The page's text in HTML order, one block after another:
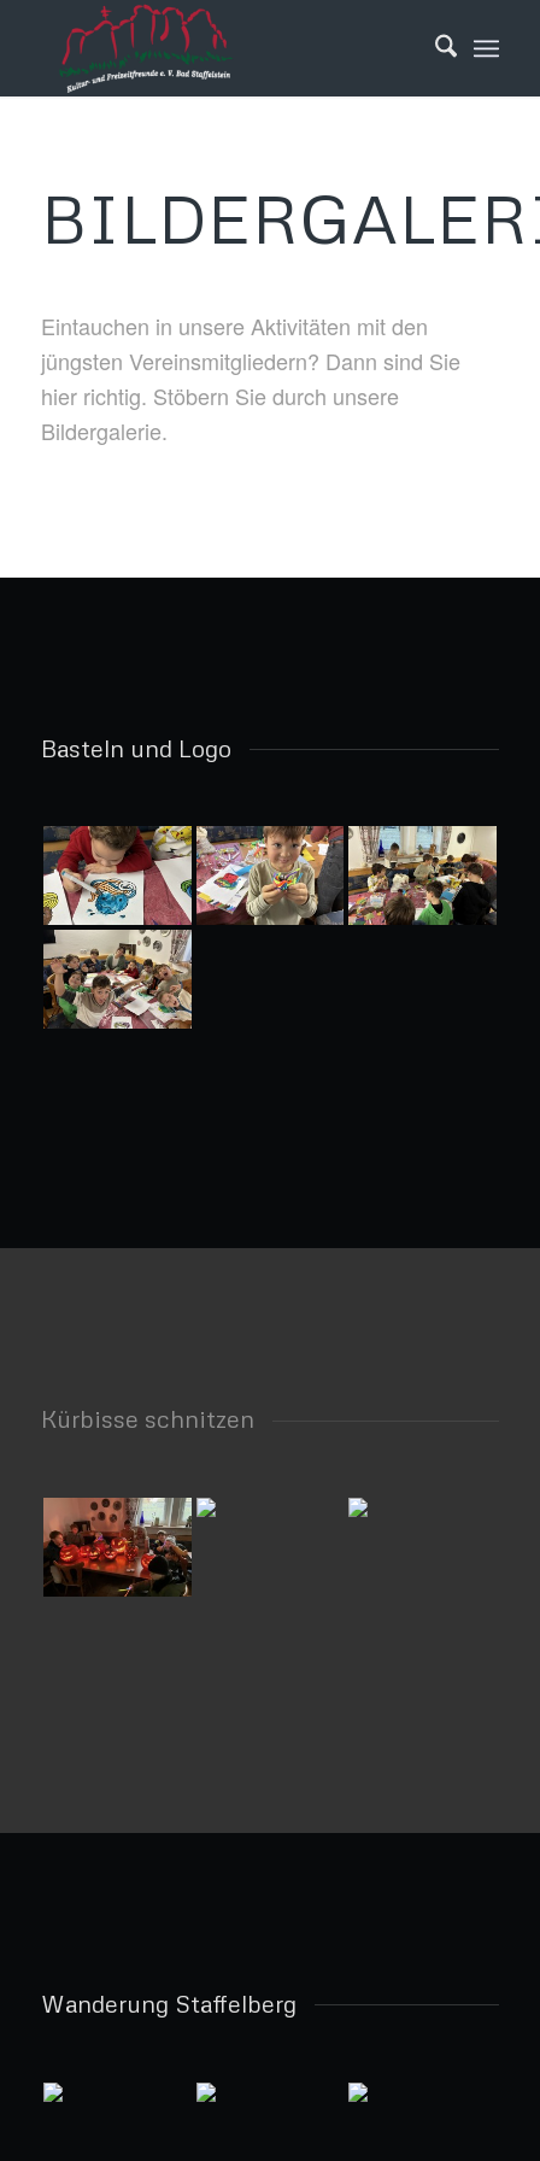
Eintauchen in unsere Aktivitäten mit den
jüngsten Vereinsmitgliedern? Dann sind Sie
hier richtig. Stöbern Sie durch unsere
Bildergalerie.
Basteln und Logo
Kürbisse schnitzen
Wanderung Staffelberg